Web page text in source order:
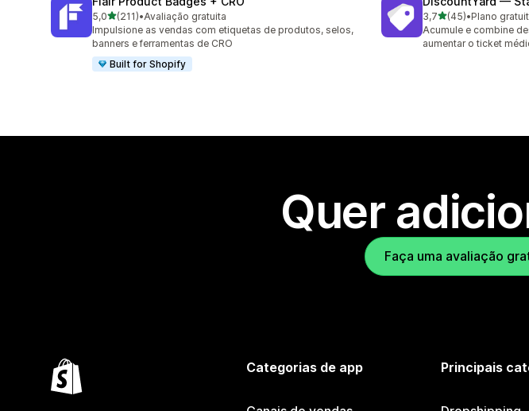
5,0de 5 estrelas
(211)
211 avaliações ao todo
•Avaliação gratuita
Impulsione as vendas com etiquetas de produtos, selos,
banners e ferramentas de CRO
Built for Shopify
3,7de 5 estrelas
(45)
45 avaliações ao todo
•Plano
Acumule e combine
aumentar o ticket
Quer
Faça uma avaliação
Categorias de app Principais